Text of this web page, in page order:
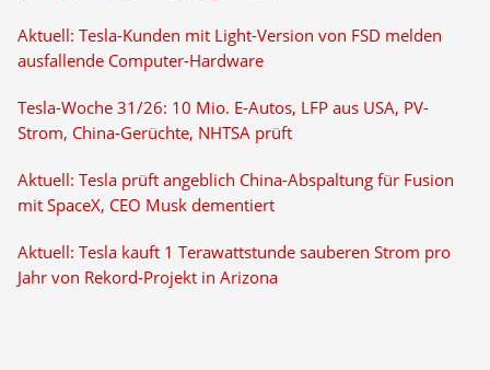
Aktuell: Tesla-Kunden mit Light-Version von FSD melden
ausfallende Computer-Hardware
Tesla-Woche 31/26: 10 Mio. E-Autos, LFP aus USA, PV-
Strom, China-Gerüchte, NHTSA prüft
Aktuell: Tesla prüft angeblich China-Abspaltung für Fusion
mit SpaceX, CEO Musk dementiert
Aktuell: Tesla kauft 1 Terawattstunde sauberen Strom pro
Jahr von Rekord-Projekt in Arizona